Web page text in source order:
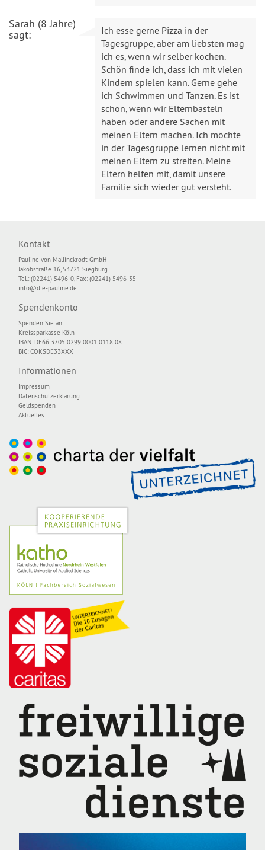
Sarah (8 Jahre)
sagt:
Ich esse gerne Pizza in der
Tagesgruppe, aber am liebsten mag
ich es, wenn wir selber kochen.
Schön finde ich, dass ich mit vielen
Kindern spielen kann. Gerne gehe
ich Schwimmen und Tanzen. Es ist
schön, wenn wir Elternbasteln
haben oder andere Sachen mit
meinen Eltern machen. Ich möchte
in der Tagesgruppe lernen nicht mit
meinen Eltern zu streiten. Meine
Eltern helfen mit, damit unsere
Familie sich wieder gut versteht.
Kontakt
Pauline von Mallinckrodt GmbH
Jakobstraße 16, 53721 Siegburg
Tel.: (02241) 5496-0, Fax: (02241) 5496-35
info@die-pauline.de
Spendenkonto
Spenden Sie an:
Kreissparkasse Köln
IBAN: DE66 3705 0299 0001 0118 08
BIC: COKSDE33XXX
Informationen
Impressum
Datenschutzerklärung
Geldspenden
Aktuelles